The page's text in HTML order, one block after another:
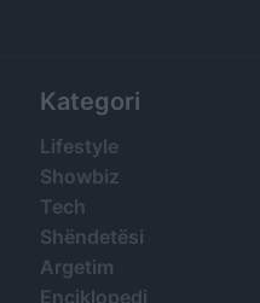
Kategori
Lifestyle
Showbiz
Tech
Shëndetësi
Argetim
Enciklopedi